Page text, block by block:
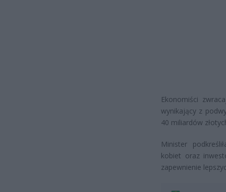
Ekonomiści
wynikający z
40 miliardów
Minister
kobiet oraz
zapewnienie